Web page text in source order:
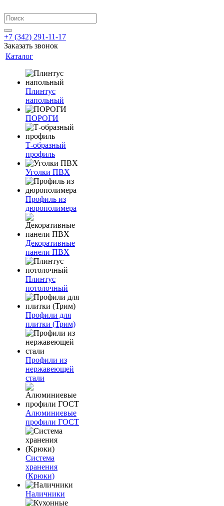
+7 (342) 291-11-17
Заказать звонок
Каталог
Плинтус
напольный
ПОРОГИ
Т-образный
профиль
Уголки ПВХ
Профиль из
дюрополимера
Декоративные
панели ПВХ
Плинтус
потолочный
Профили для
плитки (Трим)
Профили из
нержавеющей
стали
Алюминиевые
профили ГОСТ
Система
хранения
(Крюки)
Наличники